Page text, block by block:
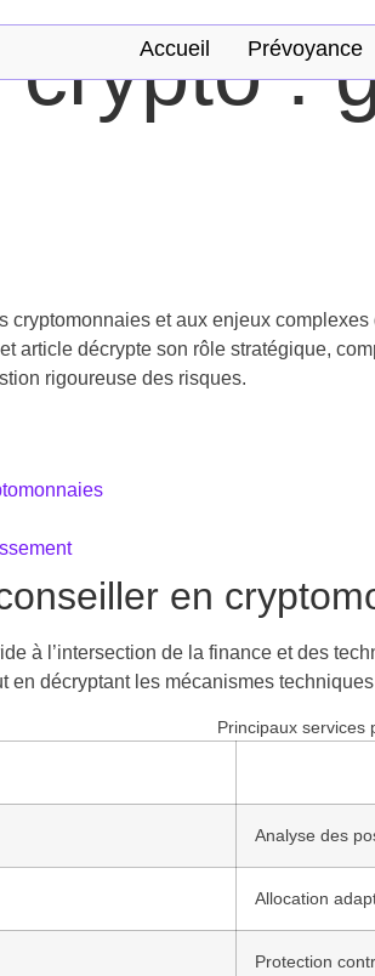
Accueil Prévoyance
:
cryptomonnaies et aux enjeux
article décrypte son rôle stratégique,
rigoureuse des risques.
en
à l’intersection de la finance et des
en décryptant les mécanismes
Principaux services
Analyse des
Allocation
Protection